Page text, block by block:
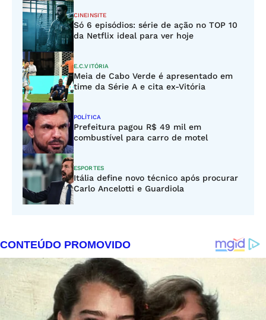
CINEINSITE
Só 6 episódios: série de ação no TOP 10
da Netflix ideal para ver hoje
E.C.VITÓRIA
Meia de Cabo Verde é apresentado em
time da Série A e cita ex-Vitória
POLÍTICA
Prefeitura pagou R$ 49 mil em
combustível para carro de motel
ESPORTES
Itália define novo técnico após procurar
Carlo Ancelotti e Guardiola